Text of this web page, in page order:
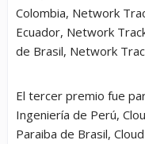
Colombia, Network
Ecuador, Network
de Brasil, Network
El tercer premio fue
Ingeniería de Perú,
Paraiba de Brasil,